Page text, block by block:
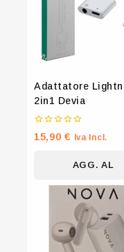
Adattatore
2in1 Devia
0
su
15,90€ Iva Incl.
AGG. AL